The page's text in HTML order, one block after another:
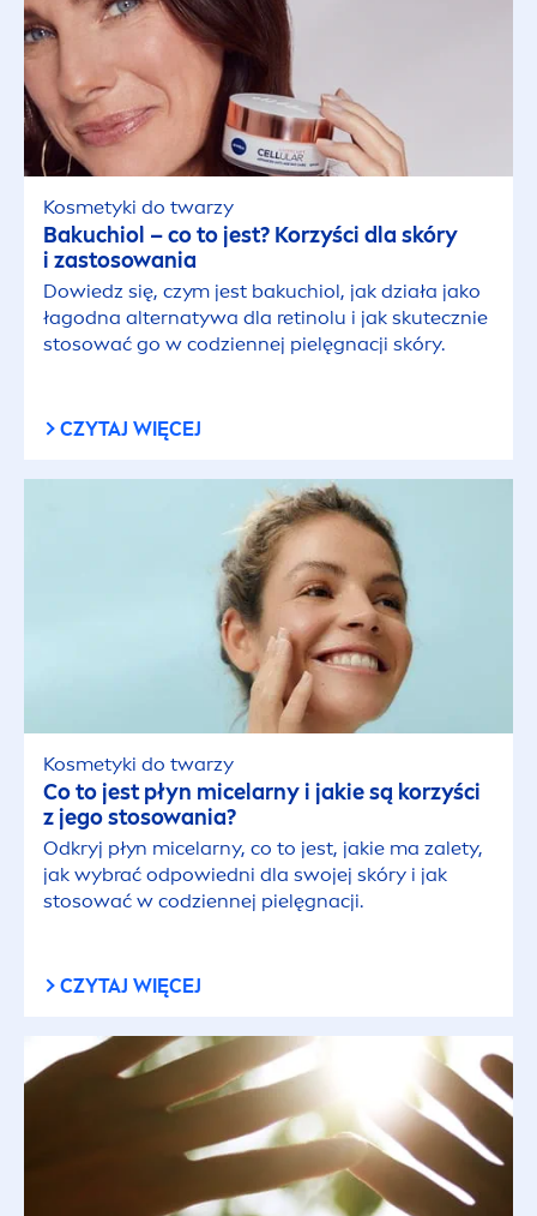
Kosmetyki do twarzy
Bakuchiol – co to jest? Korzyści dla skóry
i zastosowania
Dowiedz się, czym jest bakuchiol, jak działa jako
łagodna alternatywa dla retinolu i jak skutecznie
stosować go w codziennej pielęgnacji skóry.
CZYTAJ WIĘCEJ
Kosmetyki do twarzy
Co to jest płyn micelarny i jakie są korzyści
z jego stosowania?
Odkryj płyn micelarny, co to jest, jakie ma zalety,
jak wybrać odpowiedni dla swojej skóry i jak
stosować w codziennej pielęgnacji.
CZYTAJ WIĘCEJ